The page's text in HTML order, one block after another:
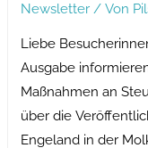
Newsletter / Von
Liebe
Ausgabe
Maßnahmen an
über die
Engeland in der